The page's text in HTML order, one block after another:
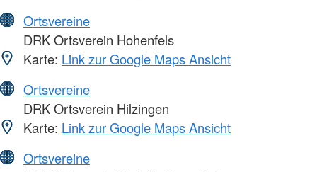
Ortsvereine
DRK Ortsverein Hohenfels
Karte: Link zur Google Maps Ansicht
Ortsvereine
DRK Ortsverein Hilzingen
Karte: Link zur Google Maps Ansicht
Ortsvereine